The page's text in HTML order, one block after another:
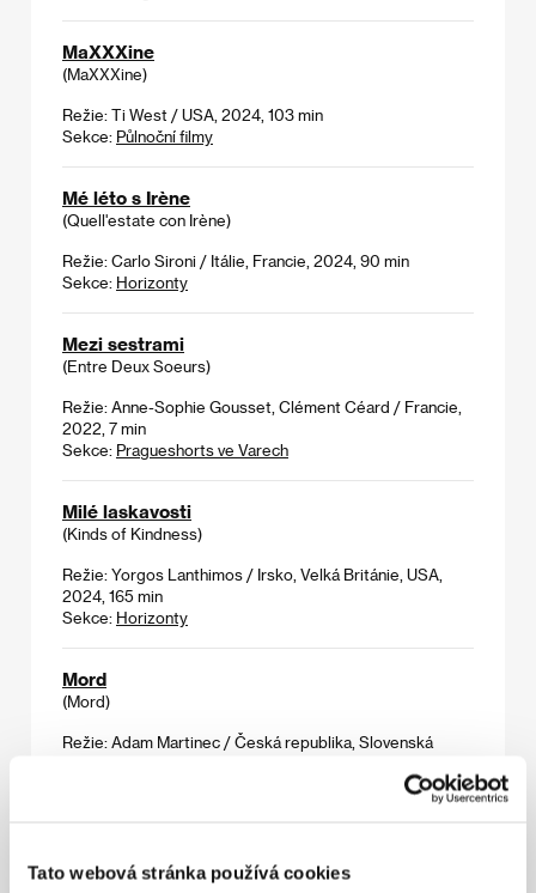
Tato webová stránka používá cookies
MaXXXine
(MaXXXine)
Režie: Ti West / USA, 2024, 103 min
Sekce: Půlnoční filmy
Mé léto s Irène
(Quell'estate con Irène)
Režie: Carlo Sironi / Itálie, Francie, 2024, 90 min
Sekce: Horizonty
Mezi sestrami
(Entre Deux Soeurs)
Režie: Anne-Sophie Gousset, Clément Céard / Francie,
2022, 7 min
Sekce: Pragueshorts ve Varech
Milé laskavosti
(Kinds of Kindness)
Režie: Yorgos Lanthimos / Irsko, Velká Británie, USA,
2024, 165 min
Sekce: Horizonty
Mord
(Mord)
Režie: Adam Martinec / Česká republika, Slovenská
(Sea Salt)